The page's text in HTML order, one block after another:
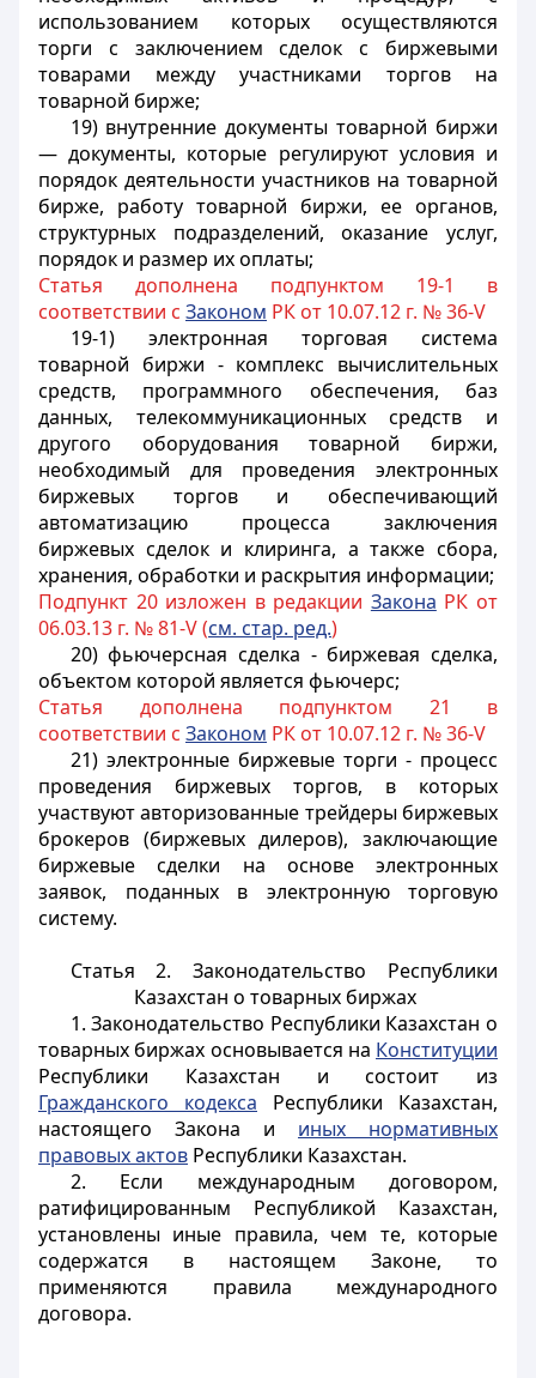
использованием которых осуществляются
торги с заключением сделок с биржевыми
товарами между участниками торгов на
товарной бирже;
19) внутренние документы товарной биржи
— документы, которые регулируют условия и
порядок деятельности участников на товарной
бирже, работу товарной биржи, ее органов,
структурных подразделений, оказание услуг,
порядок и размер их оплаты;
Статья дополнена подпунктом 19-1 в
соответствии с Законом РК от 10.07.12 г. № 36-V
19-1) электронная торговая система
товарной биржи - комплекс вычислительных
средств, программного обеспечения, баз
данных, телекоммуникационных средств и
другого оборудования товарной биржи,
необходимый для проведения электронных
биржевых торгов и обеспечивающий
автоматизацию процесса заключения
биржевых сделок и клиринга, а также сбора,
хранения, обработки и раскрытия информации;
Подпункт 20 изложен в редакции Закона РК от
06.03.13 г. № 81-V (см. стар. ред.)
20) фьючерсная сделка - биржевая сделка,
объектом которой является фьючерс;
Статья дополнена подпунктом 21 в
соответствии с Законом РК от 10.07.12 г. № 36-V
21) электронные биржевые торги - процесс
проведения биржевых торгов, в которых
участвуют авторизованные трейдеры биржевых
брокеров (биржевых дилеров), заключающие
биржевые сделки на основе электронных
заявок, поданных в электронную торговую
систему.
Статья 2. Законодательство Республики
Казахстан о товарных биржах
1. Законодательство Республики Казахстан о
товарных биржах основывается на Конституции
Республики Казахстан и состоит из
Гражданского кодекса Республики Казахстан,
настоящего Закона и иных нормативных
правовых актов Республики Казахстан.
2. Если международным договором,
ратифицированным Республикой Казахстан,
установлены иные правила, чем те, которые
содержатся в настоящем Законе, то
применяются правила международного
договора.